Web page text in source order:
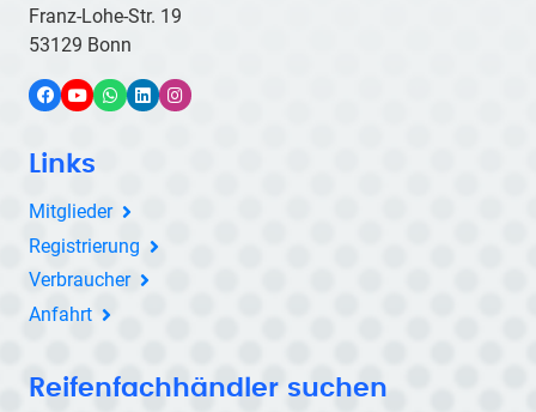
Franz-Lohe-Str. 19
53129 Bonn
FacebookYouTubeWhatsApp
LinkedInInstagram
Links
Mitglieder
Registrierung
Verbraucher
Anfahrt
Reifenfachhändler suchen